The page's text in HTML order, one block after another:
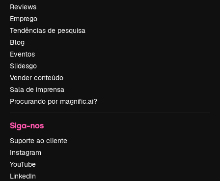
Reviews
Emprego
Tendências de pesquisa
Blog
Eventos
Slidesgo
Vender conteúdo
Sala de imprensa
Procurando por magnific.ai?
Siga-nos
Suporte ao cliente
Instagram
YouTube
LinkedIn